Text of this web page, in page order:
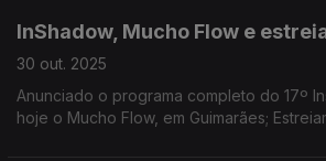
InShadow, Mucho Flow e
30 out. 2025
Anunciado o programa completo do 17º
hoje o Mucho Flow, em Guimarães;